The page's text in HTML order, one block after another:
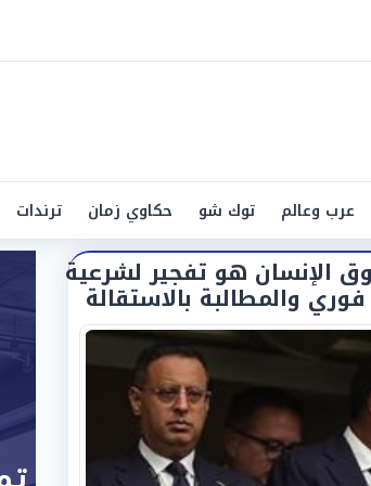
عرب وعالم توك شو حكاوي زمان ترندات
الإنسان هو تفجير لشرعية
والمطالبة بالاستقالة